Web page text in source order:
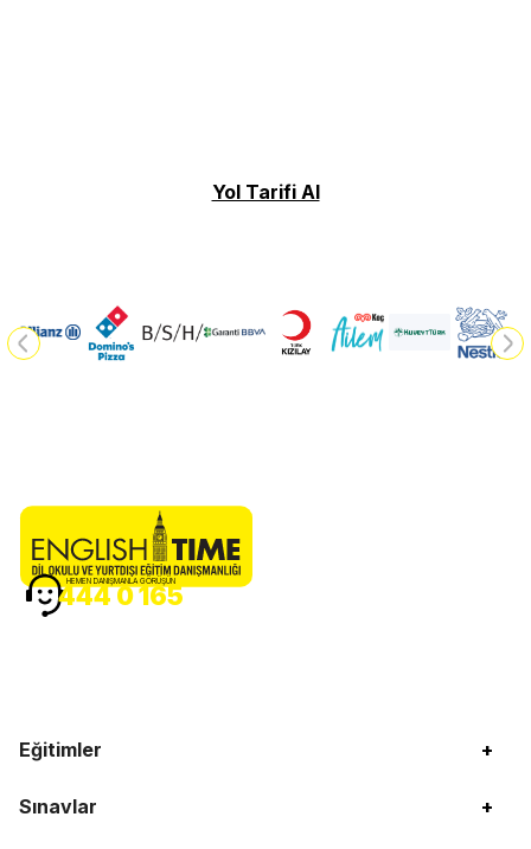
Yol Tarifi Al
Eğitimler +
Sınavlar +
HEMEN DANIŞMANLA GÖRÜŞÜN
444 0 165